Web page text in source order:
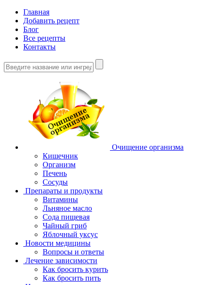
Главная
Добавить рецепт
Блог
Все рецепты
Контакты
Очищение организма
Кишечник
Организм
Печень
Сосуды
Препараты и продукты
Витамины
Льняное масло
Сода пищевая
Чайный гриб
Яблочный уксус
Новости медицины
Вопросы и ответы
Лечение зависимости
Как бросить курить
Как бросить пить